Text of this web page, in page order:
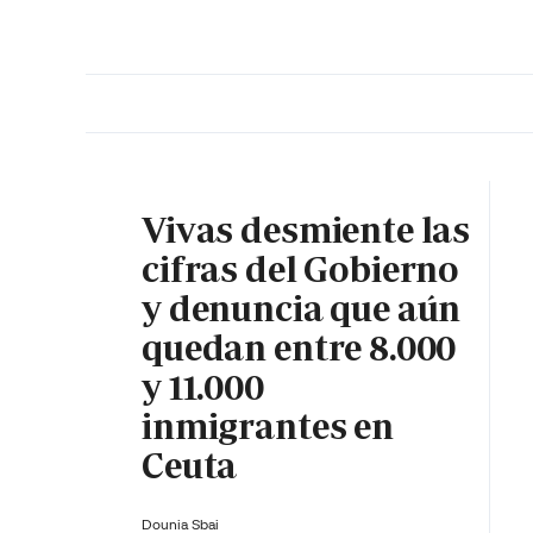
Vivas desmiente las
cifras del Gobierno
y denuncia que aún
quedan entre 8.000
y 11.000
inmigrantes en
Ceuta
Dounia Sbai